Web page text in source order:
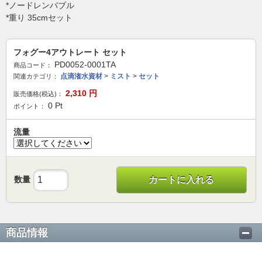
*ノードレンバブル
*重り 35cmセット
フォグー4アウトレート セット
商品コード： PD0052-0001TA
関連カテゴリ： 点滴潅水資材 > ミスト > セット
販売価格(税込)： 2,310 円
ポイント： 0 Pt
流量
数量 カートに入れる
商品情報